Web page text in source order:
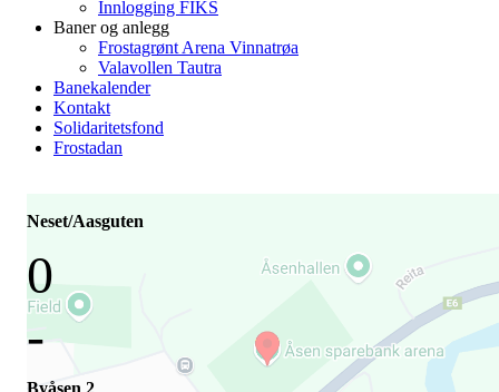
Innlogging FIKS
Baner og anlegg
Frostagrønt Arena Vinnatrøa
Valavollen Tautra
Banekalender
Kontakt
Solidaritetsfond
Frostadan
Neset/Aasguten
0
-
Byåsen 2